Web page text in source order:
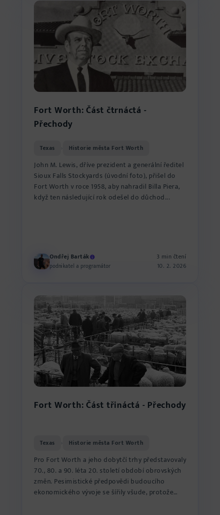
Fort Worth: Část čtrnáctá -
Přechody
Texas Historie města Fort Worth
John M. Lewis, dříve prezident a generální ředitel
Sioux Falls Stockyards (úvodní foto), přišel do
Fort Worth v roce 1958, aby nahradil Billa Piera,
když ten následující rok odešel do důchod...
Ondřej Barták
podnikatel a programátor
3 min čtení
10. 2. 2026
Fort Worth: Část třináctá - Přechody
Texas Historie města Fort Worth
Pro Fort Worth a jeho dobytčí trhy představovaly
70., 80. a 90. léta 20. století období obrovských
změn. Pesimistické předpovědi budoucího
ekonomického vývoje se šířily všude, protože